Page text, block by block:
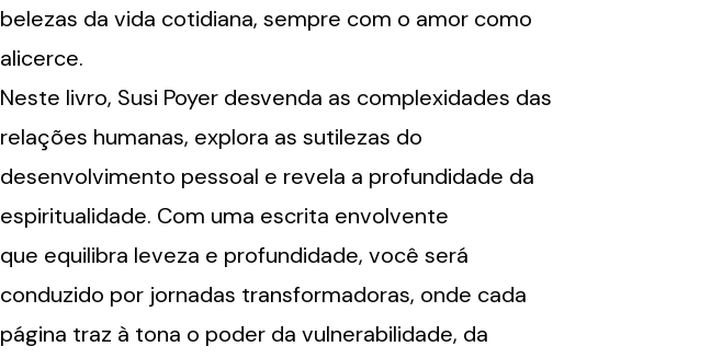
belezas da vida cotidiana, sempre com o amor como
alicerce.
Neste livro, Susi Poyer desvenda as complexidades das
relações humanas, explora as sutilezas do
desenvolvimento pessoal e revela a profundidade da
espiritualidade. Com uma escrita envolvente
que equilibra leveza e profundidade, você será
conduzido por jornadas transformadoras, onde cada
página traz à tona o poder da vulnerabilidade, da